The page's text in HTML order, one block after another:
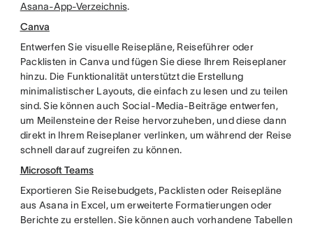
Asana-App-Verzeichnis.
Canva
Entwerfen Sie visuelle Reisepläne, Reiseführer oder
Packlisten in Canva und fügen Sie diese Ihrem Reiseplaner
hinzu. Die Funktionalität unterstützt die Erstellung
minimalistischer Layouts, die einfach zu lesen und zu teilen
sind. Sie können auch Social-Media-Beiträge entwerfen,
um Meilensteine der Reise hervorzuheben, und diese dann
direkt in Ihrem Reiseplaner verlinken, um während der Reise
schnell darauf zugreifen zu können.
Microsoft Teams
Exportieren Sie Reisebudgets, Packlisten oder Reisepläne
aus Asana in Excel, um erweiterte Formatierungen oder
Berichte zu erstellen. Sie können auch vorhandene Tabellen